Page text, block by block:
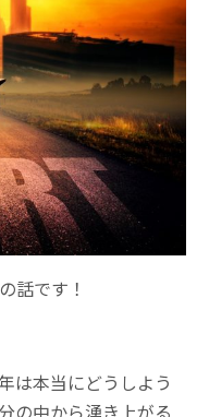
話です！
は本当にどうしよう
の中から湧き上がる